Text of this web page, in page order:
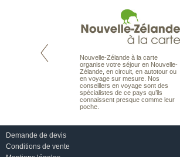
est le spécialiste
Nouvelle-Zélande à la carte
organise votre séjour en Nouvelle-
Zélande, en circuit, en autotour ou
en voyage sur mesure. Nos
conseillers en voyage sont des
spécialistes de ce pays qu’ils
connaissent presque comme leur
poche.
Demande de devis
Conditions de vente